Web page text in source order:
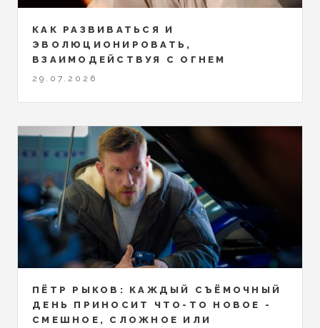
КАК РАЗВИВАТЬСЯ И
ЭВОЛЮЦИОНИРОВАТЬ,
ВЗАИМОДЕЙСТВУЯ С ОГНЕМ
29.07.2026
ПЁТР РЫКОВ: КАЖДЫЙ СЪЁМОЧНЫЙ
ДЕНЬ ПРИНОСИТ ЧТО-ТО НОВОЕ -
СМЕШНОЕ, СЛОЖНОЕ ИЛИ